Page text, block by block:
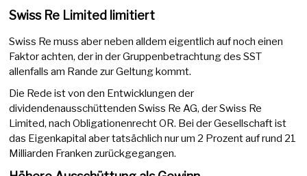
Swiss Re Limited limitiert
Swiss Re muss aber neben alldem eigentlich auf noch einen
Faktor achten, der in der Gruppenbetrachtung des SST
allenfalls am Rande zur Geltung kommt.
Die Rede ist von den Entwicklungen der
dividendenausschüttenden Swiss Re AG, der Swiss Re
Limited, nach Obligationenrecht OR. Bei der Gesellschaft ist
das Eigenkapital aber tatsächlich nur um 2 Prozent auf rund 21
Milliarden Franken zurückgegangen.